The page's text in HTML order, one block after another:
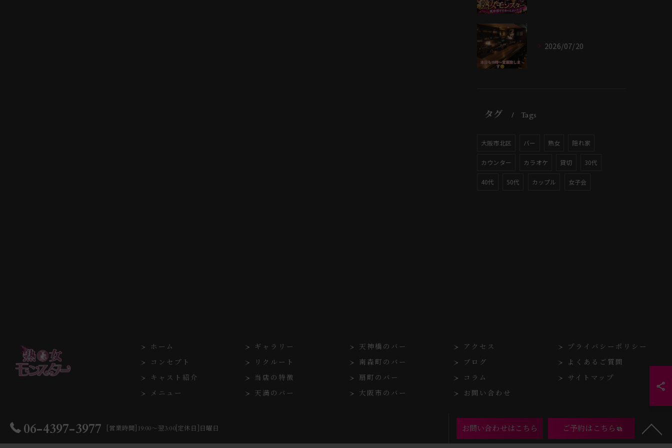
2026/07/20
タグ Tags
大阪市北区 バー 熟女 隠れ家
カウンター カラオケ 貸切 30代
40代 50代 カップル 女子会
06-4397-3977 [営業時間]19:00～翌3:00[定休日]日曜日 お問い合わせはこちら ご予約はこちら
ホーム
コンセプト
キャスト紹介
メニュー
ギャラリー
リクルート
当店の特徴
天満のバー
天神橋のバー
南森町のバー
扇町のバー
大阪市のバー
アクセス
ブログ
コラム
お問い合わせ
プライバシーポリシー
よくあるご質問
サイトマップ